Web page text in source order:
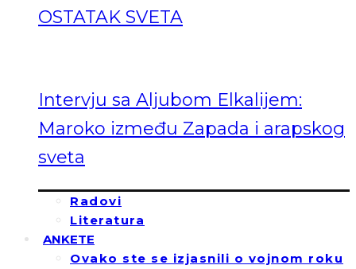
OSTATAK SVETA
Intervju sa Aljubom Elkalijem:
Maroko između Zapada i arapskog
sveta
Radovi
Literatura
ANKETE
Ovako ste se izjasnili o vojnom roku